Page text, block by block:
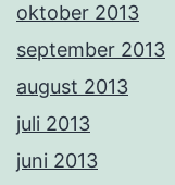
oktober 2013
september 2013
august 2013
juli 2013
juni 2013